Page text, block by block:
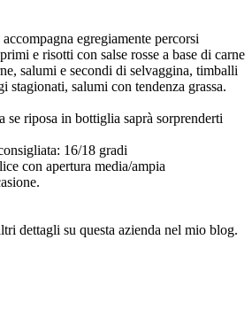
egregiamente percorsi
e risotti con salse rosse a base di carne
salumi e secondi di selvaggina, timballi
salumi con tendenza grassa.
se riposa in bottiglia saprà sorprenderti
16/18 gradi
con apertura media/ampia
dettagli su questa azienda nel mio blog.